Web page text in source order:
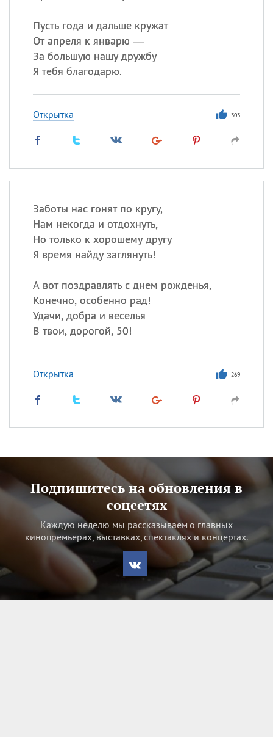
Пусть года и дальше кружат
От апреля к январю —
За большую нашу дружбу
Я тебя благодарю.
Открытка 303
Заботы нас гонят по кругу,
Нам некогда и отдохнуть,
Но только к хорошему другу
Я время найду заглянуть!
А вот поздравлять с днем рожденья,
Конечно, особенно рад!
Удачи, добра и веселья
В твои, дорогой, 50!
Открытка 269
Подпишитесь на обновления в
соцсетях
Каждую неделю мы рассказываем о главных
кинопремьерах, выставках, спектаклях и концертах.